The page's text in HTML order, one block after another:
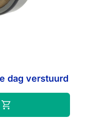
dag verstuurd